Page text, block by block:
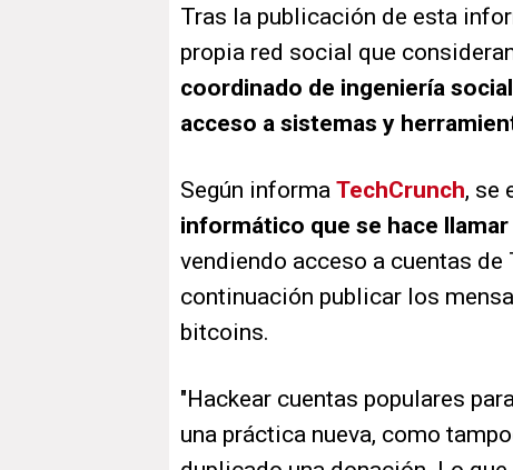
Tras la publicación de esta
propia red social que
coordinado de ingeniería
acceso a sistemas y
Según informa TechCrunch, se
informático que se hace llamar
vendiendo acceso a cuentas
continuación publicar los
bitcoins.
"Hackear cuentas populares
una práctica nueva, como